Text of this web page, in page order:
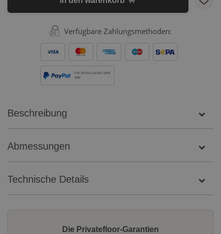
Verfügbare Zahlungsmethoden:
FÜR BESTELLUNGEN ÜBER
500€
Beschreibung
Abmessungen
Technische Details
Die Privatefloor-Garantien